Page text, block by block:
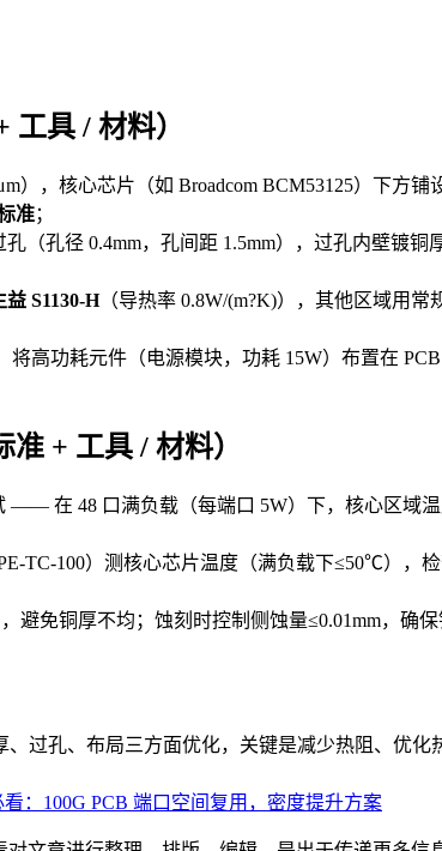
具 / 材料）
，核心芯片（如 Broadcom BCM53125）下方
准；
（孔径 0.4mm，孔间距 1.5mm），过孔内壁镀
益 S1130-H（导热率 0.8W/(m?K)），其他区域用常
将高功耗元件（电源模块，功耗 15W）布置在
+ 工具 / 材料）
—— 在 48 口满负载（每端口 5W）下，核心区域
TC-100）测核心芯片温度（满负载下≤50℃），
免铜厚不均；蚀刻时控制侧蚀量≤0.01mm，确保
过孔、布局三方面优化，关键是减少热阻、优
：100G PCB 端口空间复用，密度提升方案